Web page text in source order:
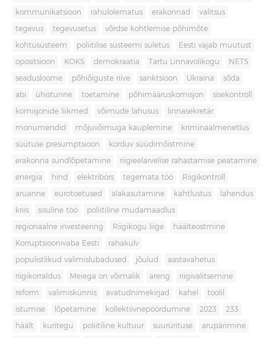
kommunikatsioon rahulolematus erakonnad valitsus
tegevus tegevusetus võrdse kohtlemise põhimõte
kohtusüsteem poliitilise süsteemi suletus Eesti vajab muutust
opositsioon KOKS demokraatia Tartu Linnavolikogu NETS
seadusloome põhiõiguste riive sanktsioon Ukraina sõda
abi ühistunne toetamine põhimääruskomisjon sisekontroll
komisjonide liikmed võimude lahusus linnasekretär
monumendid mõjuvõimuga kauplemine kriminaalmenetlus
süütuse presumptsioon korduv süüdimõistmine
erakonna sundlõpetamine riigieelarvelise rahastamise peatamine
energia hind elektribörs tegemata töö Riigikontroll
aruanne eurotoetused alakasutamine kahtlustus lahendus
kriis sisuline töö poliitiline mudamaadlus
regionaalne investeering Riigikogu liige häälteostmine
Korruptsioonivaba Eesti rahakülv
populistlikud valimislubadused jõulud aastavahetus
riigikorraldus Meiega on võimalik areng riigivalitsemine
reform valimiskünnis avatudnimekirjad kahel toolil
istumise lõpetamine kollektiivnepöördumine 2023 233
häält kuritegu poliitiline kultuur suurürituse arupärimine